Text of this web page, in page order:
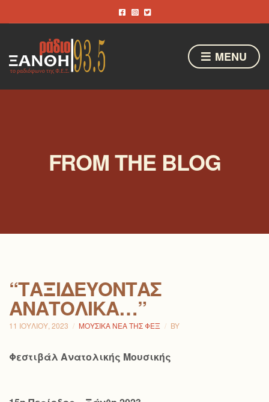
MENU
FROM THE BLOG
“ΤΑΞΙΔΕΎΟΝΤΑΣ
ΑΝΑΤΟΛΙΚΆ…”
11 ΙΟΥΛΊΟΥ, 2023 ΜΟΥΣΙΚΆ ΝΈΑ ΤΗΣ ΦΕΞ BY
Φεστιβάλ Ανατολικής Μουσικής